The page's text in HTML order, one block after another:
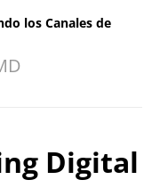
los Canales de
Digital